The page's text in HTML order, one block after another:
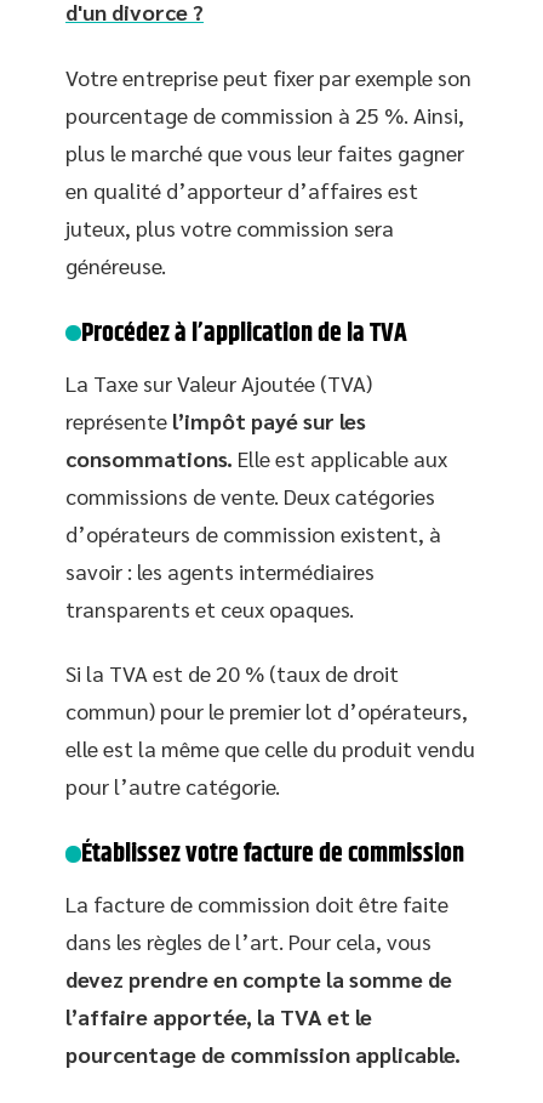
d'un divorce ?
Votre entreprise peut fixer par exemple son
pourcentage de commission à 25 %. Ainsi,
plus le marché que vous leur faites gagner
en qualité d’apporteur d’affaires est
juteux, plus votre commission sera
généreuse.
Procédez à l’application de la TVA
La Taxe sur Valeur Ajoutée (TVA)
représente l’impôt payé sur les
consommations. Elle est applicable aux
commissions de vente. Deux catégories
d’opérateurs de commission existent, à
savoir : les agents intermédiaires
transparents et ceux opaques.
Si la TVA est de 20 % (taux de droit
commun) pour le premier lot d’opérateurs,
elle est la même que celle du produit vendu
pour l’autre catégorie.
Établissez votre facture de commission
La facture de commission doit être faite
dans les règles de l’art. Pour cela, vous
devez prendre en compte la somme de
l’affaire apportée, la TVA et le
pourcentage de commission applicable.